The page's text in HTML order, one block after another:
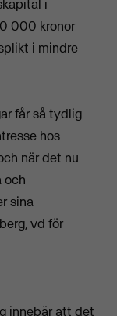
i
000 kronor
i mindre
får så tydlig
hos
när det nu
och
sina
vd för
innebär att det